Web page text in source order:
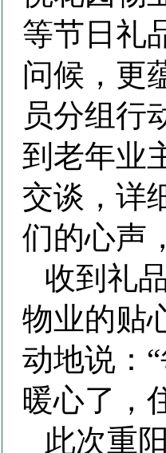
等节日礼
问候，更
员分组行
到老年业
交谈，详
们的心声
收到礼
物业的贴
动地说：
暖心了，
此次重